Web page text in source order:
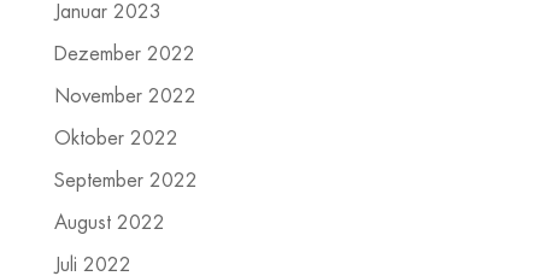
Januar 2023
Dezember 2022
November 2022
Oktober 2022
September 2022
August 2022
Juli 2022